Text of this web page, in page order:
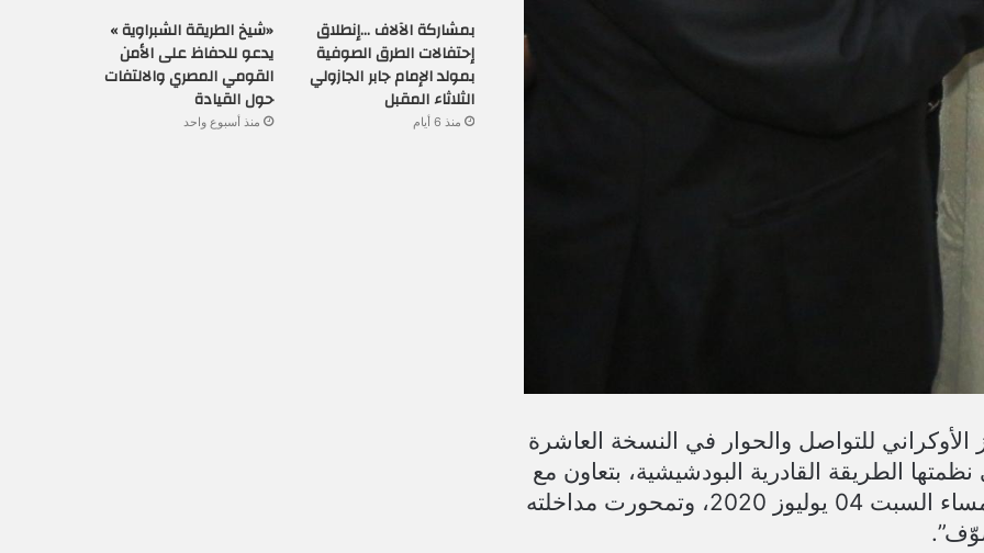
للتواصل والحوار في النسخة العاشرة
الطريقة القادرية البودشيشية، بتعاون مع
مؤسسة الملتقى ومؤسسة الجمال، وذلك مساء السبت 04 يوليوز 2020، وتمحورت مداخلته
بمشاركة الآلاف …إنطلاق
إحتفالات الطرق الصوفية
بمولد الإمام جابر الجازولي
الثلاثاء المقبل
منذ 6 أيام
«شيخ الطريقة الشبراوية »
يدعو للحفاظ على الأمن
القومي المصري والالتفات
حول القيادة
منذ أسبوع واحد